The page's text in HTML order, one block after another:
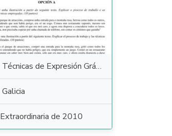
Técnicas de Expresión Gráfico Plástica
Galicia
Extraordinaria de 2010